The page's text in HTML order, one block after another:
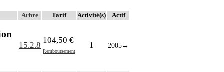
Arbre Tarif Activité(s) Actif
15.2.8
104,50 €
Remboursement
1 2005→